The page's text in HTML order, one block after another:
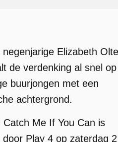
Elizabeth
de verdenking al snel op
buurjongen met een
achtergrond.
Catch Me If You Can is
door Play 4 op zaterdag 2